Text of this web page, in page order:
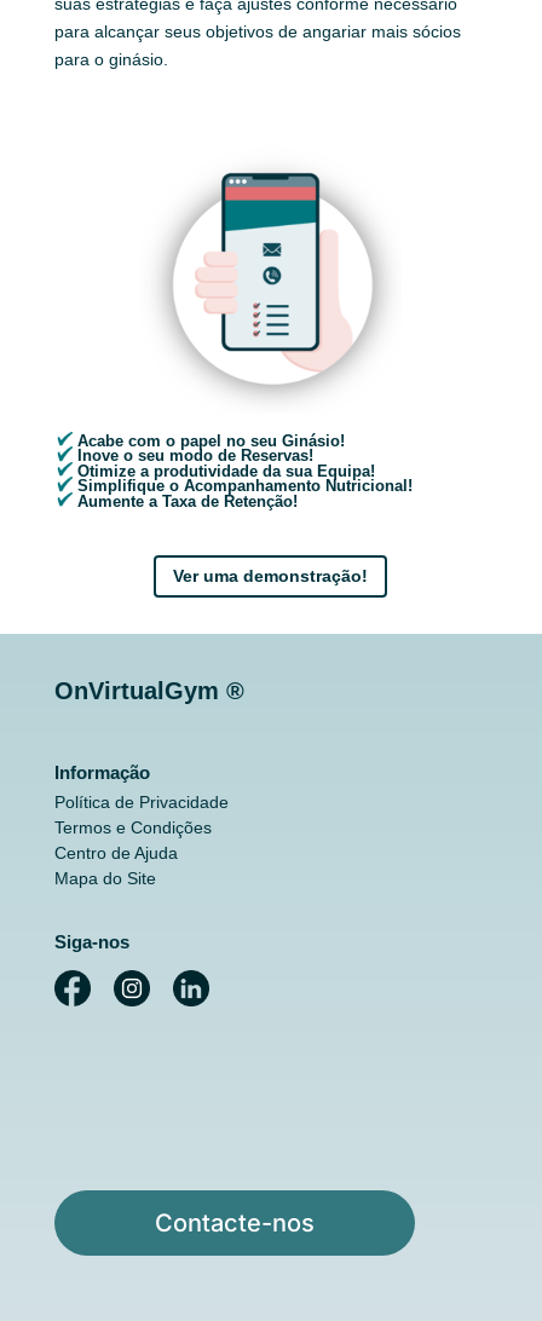
para alcançar seus objetivos de angariar mais sócios
para o ginásio.
Acabe com o papel no seu Ginásio!
Inove o seu modo de Reservas!
Otimize a produtividade da sua Equipa!
Simplifique o Acompanhamento Nutricional!
Aumente a Taxa de Retenção!
Ver uma demonstração!
OnVirtualGym ®
Informação
Política de Privacidade
Termos e Condições
Centro de Ajuda
Mapa do Site
Siga-nos
Contacte-nos